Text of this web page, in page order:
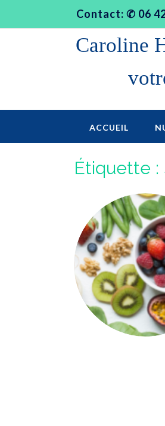
Contact: ✆ 06
Caroline
ACCUEIL
Étiquette :